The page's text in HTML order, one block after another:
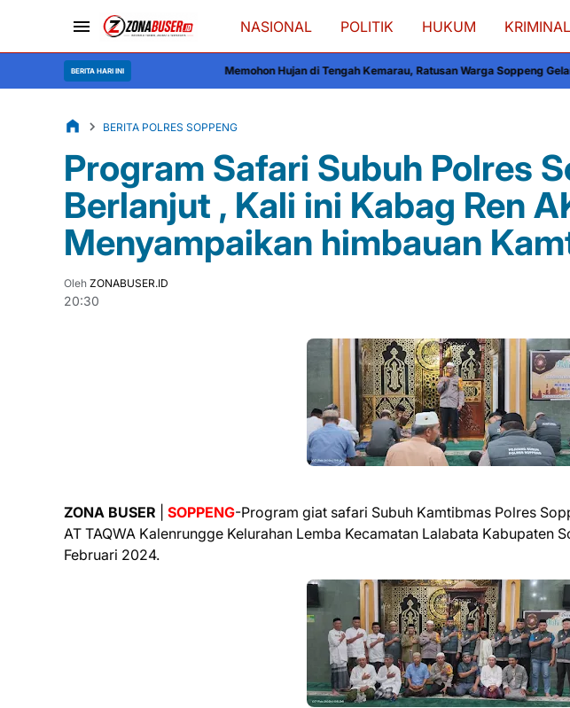
NASIONAL POLITIK HUKUM KRIMINAL
BERITA HARI INIMemohon Hujan di Tengah Kemarau, Ratusan Warga Soppeng Gelar Shalat Istisqa, Polri
BERITA POLRES SOPPENG
Program Safari Subuh Polres
Berlanjut , Kali ini Kabag Ren
Menyampaikan himbauan
Oleh ZONABUSER.ID
20:30
ZONA BUSER SOPPENG-Program giat safari Subuh Kamtibmas Polres
AT TAQWA Kalenrungge Kelurahan Lemba Kecamatan Lalabata Kabupaten
Februari 2024.